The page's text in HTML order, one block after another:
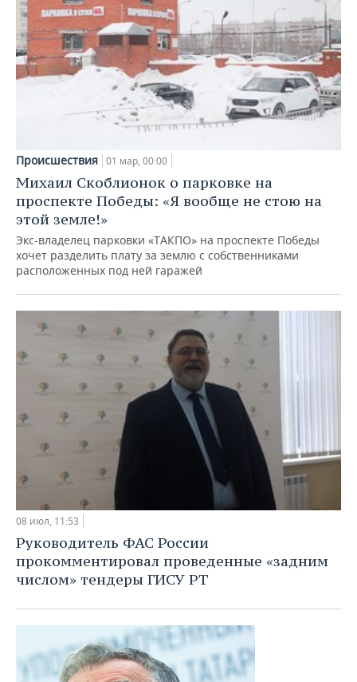
Происшествия 01 мар, 00:00
Михаил Скоблионок о парковке на
проспекте Победы: «Я вообще не стою на
этой земле!»
Экс-владелец парковки «ТАКПО» на проспекте Победы
хочет разделить плату за землю с собственниками
расположенных под ней гаражей
08 июл, 11:53
Руководитель ФАС России
прокомментировал проведенные «задним
числом» тендеры ГИСУ РТ